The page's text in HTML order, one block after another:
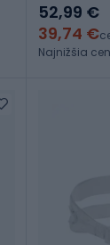
52,99 €
39,74 €
Najnižšia